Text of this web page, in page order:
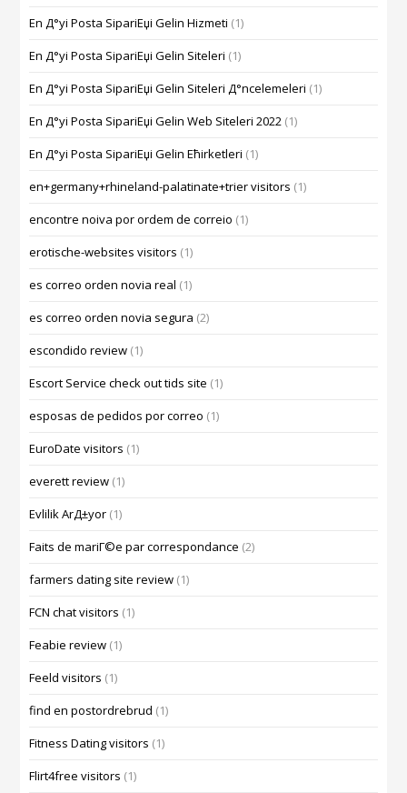
En Д°yi Posta SipariЕџi Gelin Hizmeti (1)
En Д°yi Posta SipariЕџi Gelin Siteleri (1)
En Д°yi Posta SipariЕџi Gelin Siteleri Д°ncelemeleri (1)
En Д°yi Posta SipariЕџi Gelin Web Siteleri 2022 (1)
En Д°yi Posta SipariЕџi Gelin Ећirketleri (1)
en+germany+rhineland-palatinate+trier visitors (1)
encontre noiva por ordem de correio (1)
erotische-websites visitors (1)
es correo orden novia real (1)
es correo orden novia segura (2)
escondido review (1)
Escort Service check out tids site (1)
esposas de pedidos por correo (1)
EuroDate visitors (1)
everett review (1)
Evlilik ArД±yor (1)
Faits de mariГ©e par correspondance (2)
farmers dating site review (1)
FCN chat visitors (1)
Feabie review (1)
Feeld visitors (1)
find en postordrebrud (1)
Fitness Dating visitors (1)
Flirt4free visitors (1)